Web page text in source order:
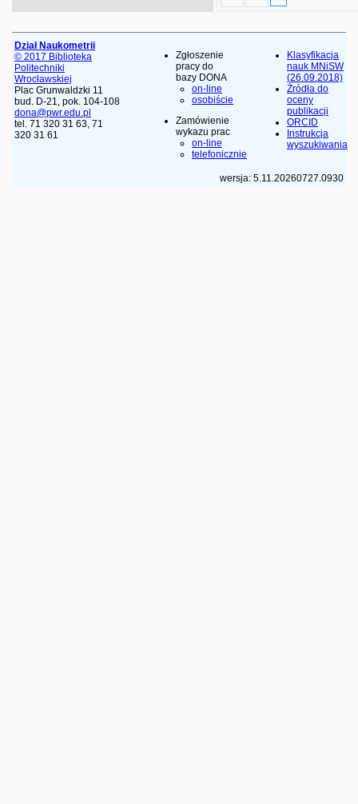
Dział Naukometrii
© 2017 Biblioteka
Politechniki
Wrocławskiej
Plac Grunwaldzki 11
bud. D-21, pok. 104-108
dona@pwr.edu.pl
tel. 71 320 31 63, 71
320 31 61
Zgłoszenie
pracy do
bazy DONA
on-line
osobiście
Zamówienie
wykazu prac
on-line
telefonicznie
Klasyfikacja
nauk MNiSW
(26.09.2018)
Źródła do
oceny
publikacji
ORCID
Instrukcja
wyszukiwania
wersja: 5.11.20260727.0930